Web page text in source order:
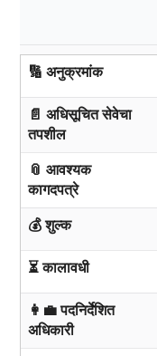
🔢 अनुक्रमांक
📄 अधिसूचित सेवेचा
तपशील
📎 आवश्यक
कागदपत्रे
💰 शुल्क
⏳ कालावधी
👩‍💼 पदनिर्देशित
अधिकारी